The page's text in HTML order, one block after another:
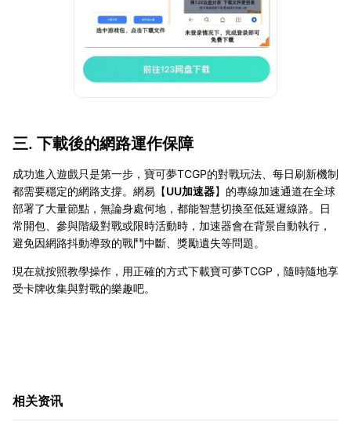
三. 下載後的網路運作保障
成功進入遊戲只是第一步，寶可夢TCGP的對戰玩法、每日刷新機制
都需要穩定的網路支撐。網易【UU加速器】的專線加速通道在全球
部署了大量節點，無論身處何地，都能智慧切換至低延遲線路。日
常開包、參與階級對戰或限時活動時，加速器會在背景自動執行，
避免因網路抖動導致的戰鬥中斷、獎勵遺失等問題。
現在就按照教學操作，用正確的方式下載寶可夢TCGP，隨時隨地享
受卡牌收集與對戰的樂趣吧。
相关资讯